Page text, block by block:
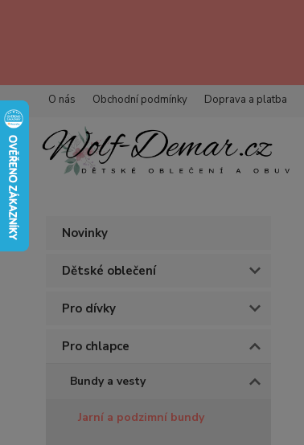
O nás Obchodní podmínky Doprava a platba
Novinky
Dětské oblečení
Pro dívky
Pro chlapce
Bundy a vesty
Jarní a podzimní bundy